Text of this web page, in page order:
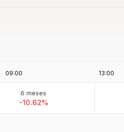
6 meses
-10.62%